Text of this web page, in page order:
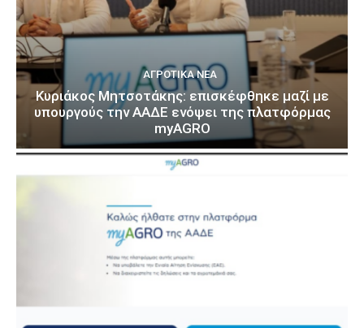
ΑΓΡΟΤΙΚΆ ΝΈΑ
Κυριάκος Μητσοτάκης: επισκέφθηκε μαζί με
υπουργούς την ΑΑΔΕ ενόψει της πλατφόρμας
myAGRO